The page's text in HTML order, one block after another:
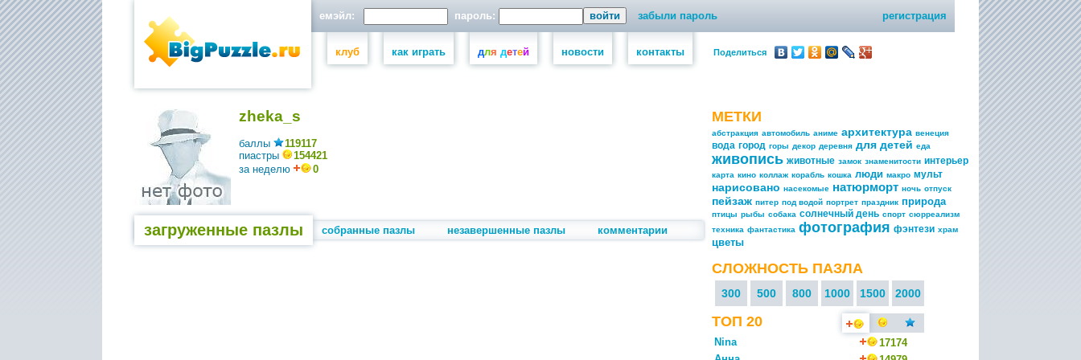
емэйл: пароль: забыли пароль регистрация
клуб как играть для детей новости контакты Поделиться
zheka_s
баллы
119117
пиастры
154421
за неделю
0
загруженные пазлы собранные пазлы незавершенные пазлы комментарии
МЕТКИ
абстракция автомобиль аниме архитектура венеция
вода город горы декор деревня для детей еда
живопись животные замок знаменитости интерьер
карта кино коллаж корабль кошка люди макро мульт
нарисовано насекомые натюрморт ночь отпуск
пейзаж питер под водой портрет праздник природа
птицы рыбы собака солнечный день спорт сюрреализм
техника фантастика фотография фэнтези храм
цветы
СЛОЖНОСТЬ ПАЗЛА
300 500 800 1000 1500 2000
ТОП 20
Nina
17174